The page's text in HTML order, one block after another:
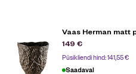
Vaas Herman matt
149 €
Püsikliendi hind:141,55€
Saadaval